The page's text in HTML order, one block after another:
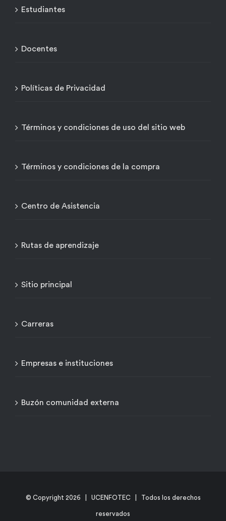
Estudiantes
Docentes
Políticas de Privacidad
Términos y condiciones de uso del sitio web
Términos y condiciones de la compra
Centro de Asistencia
Rutas de aprendizaje
Sitio principal
Carreras
Empresas e instituciones
Buzón comunidad externa
© Copyright 2026 | UCENFOTEC | Todos los derechos
reservados